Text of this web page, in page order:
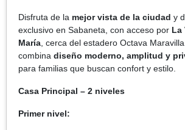
Disfruta de la mejor vista de la ciudad y
exclusivo en Sabaneta, con acceso por La
María , cerca del estadero Octava
combina diseño moderno, amplitud y
para familias que buscan confort y estilo.
Casa Principal – 2 niveles
Primer nivel: